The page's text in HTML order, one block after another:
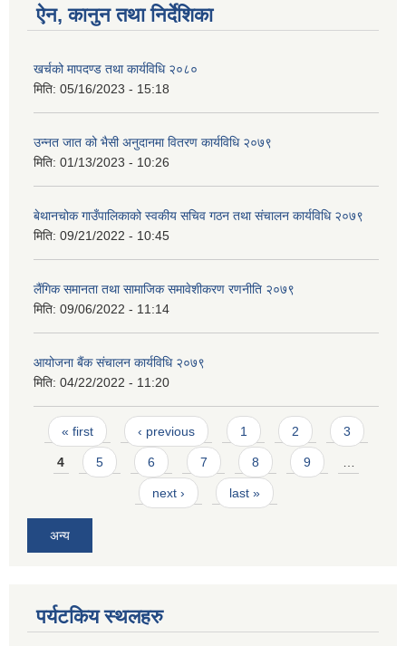
ऐन, कानुन तथा निर्देशिका
खर्चको मापदण्ड तथा कार्यविधि २०८०
मिति: 05/16/2023 - 15:18
उन्नत जात को भैसी अनुदानमा वितरण कार्यविधि २०७९
मिति: 01/13/2023 - 10:26
बेथानचोक गाउँपालिकाको स्वकीय सचिव गठन तथा संचालन कार्यविधि २०७९
मिति: 09/21/2022 - 10:45
लैंगिक समानता तथा सामाजिक समावेशीकरण रणनीति २०७९
मिति: 09/06/2022 - 11:14
आयोजना बैंक संचालन कार्यविधि २०७९
मिति: 04/22/2022 - 11:20
Pages
« first ‹ previous 1 2 3
4 5 6 7 8 9 …
next › last »
अन्य
पर्यटकिय स्थलहरु